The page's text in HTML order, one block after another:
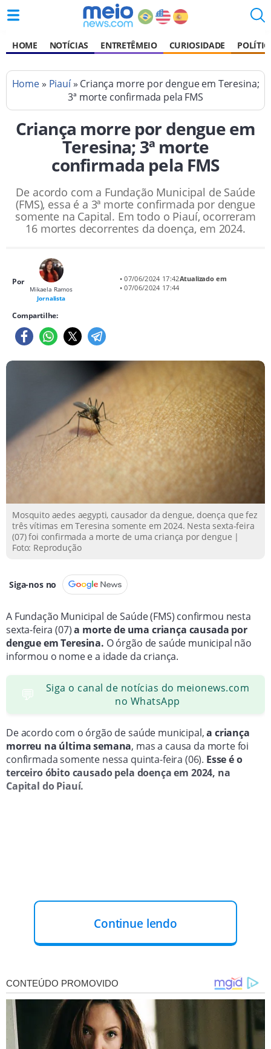
HOME NOTÍCIAS ENTRETÊMEIO CURIOSIDADE
Home» Piauí» Criança morre por dengue em Teresina;
3ª morte confirmada pela FMS
Criança morre por dengue em
Teresina; 3ª morte
confirmada pela FMS
De acordo com a Fundação Municipal de Saúde
(FMS), essa é a 3ª morte confirmada por dengue
somente na Capital. Em todo o Piauí, ocorreram
16 mortes decorrentes da doença, em 2024.
Por
Mikaela Ramos
Jornalista
• 07/06/2024 17:42Atualizado em
• 07/06/2024 17:44
Compartilhe:
Mosquito aedes aegypti, causador da dengue, doença que fez
três vítimas em Teresina somente em 2024. Nesta sexta-feira
(07) foi confirmada a morte de uma criança por dengue |
Foto: Reprodução
Siga-nos no
A Fundação Municipal de Saúde (FMS) confirmou nesta
sexta-feira (07)a morte de uma criança causada por
dengue em Teresina. O órgão de saúde municipal não
informou o nome e a idade da criança.
💬
Siga o canal de notícias do meionews.com
no WhatsApp
De acordo com o órgão de saúde municipal,a criança
morreu na última semana, mas a causa da morte foi
confirmada somente nessa quinta-feira (06). Esse é o
terceiro óbito causado pela doença em 2024, na
Capital do Piauí.
Em Teresina, a primeira morte ocorreu no dia 7 de maio,
quandoRafael Lira Matias, de apenas 5 anos de idade,
morreupor complicações da doença.A segunda morte
aconteceu 13 dias depois, quando a mãe do menino
também morreu.A mulher era a médica pediatra Laysa
Lira.
Continue lendo